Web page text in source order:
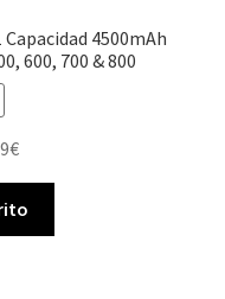
4500mAh
600, 700 & 800
€El
precio
actual
es: